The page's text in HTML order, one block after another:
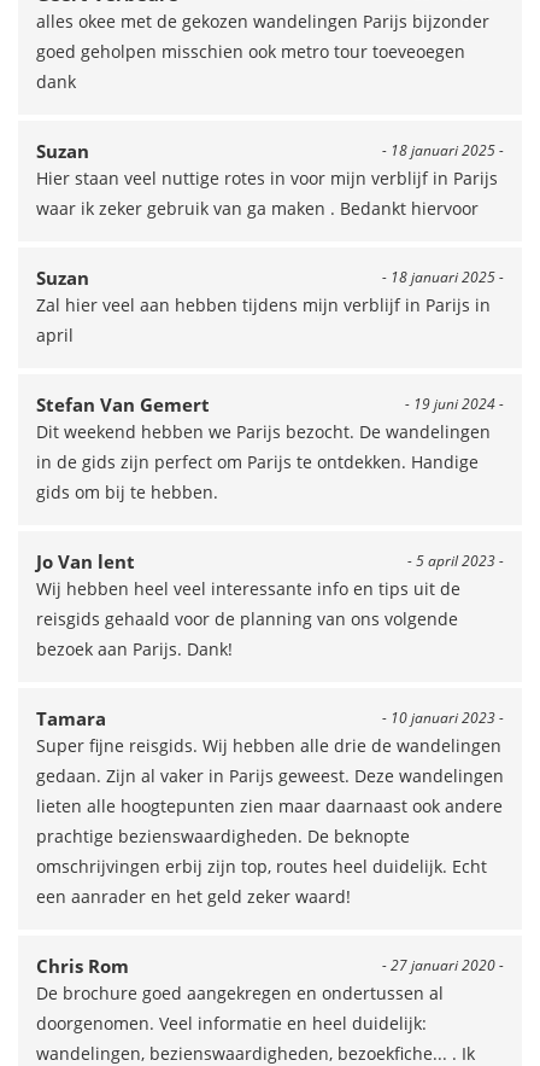
alles okee met de gekozen wandelingen Parijs bijzonder
goed geholpen misschien ook metro tour toeveoegen
dank
- 18 januari 2025 -
Suzan
Hier staan veel nuttige rotes in voor mijn verblijf in Parijs
waar ik zeker gebruik van ga maken . Bedankt hiervoor
- 18 januari 2025 -
Suzan
Zal hier veel aan hebben tijdens mijn verblijf in Parijs in
april
- 19 juni 2024 -
Stefan Van Gemert
Dit weekend hebben we Parijs bezocht. De wandelingen
in de gids zijn perfect om Parijs te ontdekken. Handige
gids om bij te hebben.
- 5 april 2023 -
Jo Van lent
Wij hebben heel veel interessante info en tips uit de
reisgids gehaald voor de planning van ons volgende
bezoek aan Parijs. Dank!
- 10 januari 2023 -
Tamara
Super fijne reisgids. Wij hebben alle drie de wandelingen
gedaan. Zijn al vaker in Parijs geweest. Deze wandelingen
lieten alle hoogtepunten zien maar daarnaast ook andere
prachtige bezienswaardigheden. De beknopte
omschrijvingen erbij zijn top, routes heel duidelijk. Echt
een aanrader en het geld zeker waard!
- 27 januari 2020 -
Chris Rom
De brochure goed aangekregen en ondertussen al
doorgenomen. Veel informatie en heel duidelijk:
wandelingen, bezienswaardigheden, bezoekfiche... . Ik